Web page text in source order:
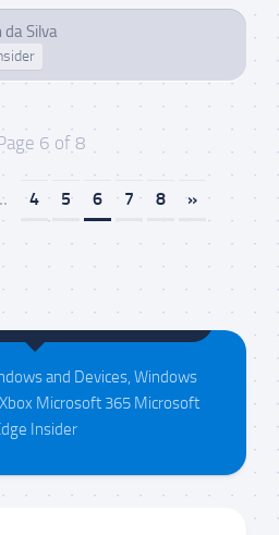
Silva
6 of 8
4 5 6 7 8 »
da Silva
and Devices, Windows
Microsoft 365 Microsoft
Insider